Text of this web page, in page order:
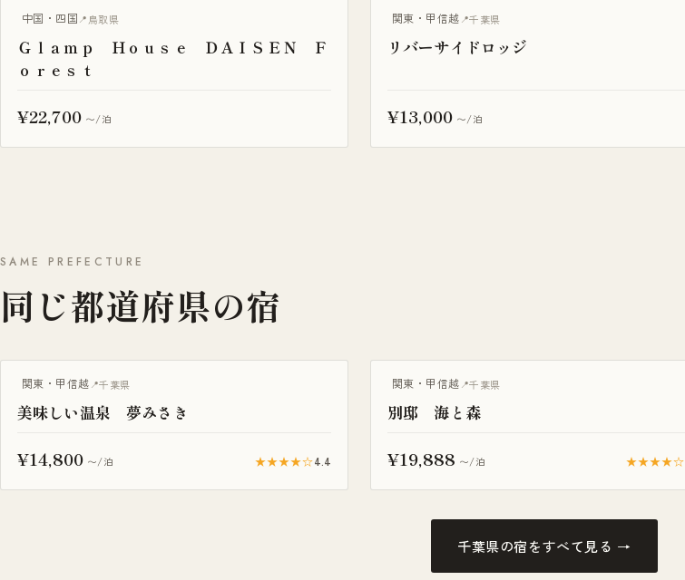
グランピング
中国・四国 鳥取県
Ｇｌａｍｐ Ｈｏｕｓｅ ＤＡＩＳＥＮ Ｆ
ｏｒｅｓｔ
¥22,700 〜/泊
BBQ・焚き火
関東・甲信越 千葉県
リバーサイドロッジ
¥13,000 〜/泊
SAME PREFECTURE
同じ都道府県の宿
関東・甲信越 千葉県
美味しい温泉 夢みさき
¥14,800 〜/泊 ★★★★☆4.4
露天風呂付き客室
関東・甲信越 千葉県
別邸 海と森
¥19,888 〜/泊 ★★★★☆
千葉県の宿をすべて見る →